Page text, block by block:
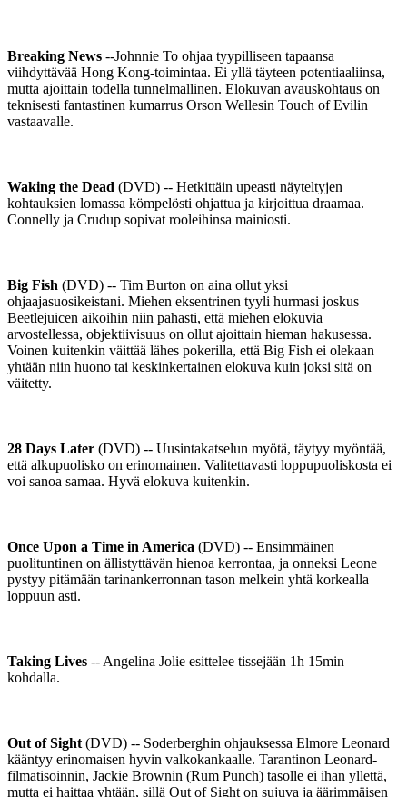
Breaking News --Johnnie To ohjaa tyypilliseen tapaansa
viihdyttävää Hong Kong-toimintaa. Ei yllä täyteen potentiaaliinsa,
mutta ajoittain todella tunnelmallinen. Elokuvan avauskohtaus on
teknisesti fantastinen kumarrus Orson Wellesin Touch of Evilin
vastaavalle.
Waking the Dead (DVD) -- Hetkittäin upeasti näyteltyjen
kohtauksien lomassa kömpelösti ohjattua ja kirjoittua draamaa.
Connelly ja Crudup sopivat rooleihinsa mainiosti.
Big Fish (DVD) -- Tim Burton on aina ollut yksi
ohjaajasuosikeistani. Miehen eksentrinen tyyli hurmasi joskus
Beetlejuicen aikoihin niin pahasti, että miehen elokuvia
arvostellessa, objektiivisuus on ollut ajoittain hieman hakusessa.
Voinen kuitenkin väittää lähes pokerilla, että Big Fish ei olekaan
yhtään niin huono tai keskinkertainen elokuva kuin joksi sitä on
väitetty.
28 Days Later (DVD) -- Uusintakatselun myötä, täytyy myöntää,
että alkupuolisko on erinomainen. Valitettavasti loppupuoliskosta ei
voi sanoa samaa. Hyvä elokuva kuitenkin.
Once Upon a Time in America (DVD) -- Ensimmäinen
puolituntinen on ällistyttävän hienoa kerrontaa, ja onneksi Leone
pystyy pitämään tarinankerronnan tason melkein yhtä korkealla
loppuun asti.
Taking Lives -- Angelina Jolie esittelee tissejään 1h 15min
kohdalla.
Out of Sight (DVD) -- Soderberghin ohjauksessa Elmore Leonard
kääntyy erinomaisen hyvin valkokankaalle. Tarantinon Leonard-
filmatisoinnin, Jackie Brownin (Rum Punch) tasolle ei ihan yllettä,
mutta ei haittaa yhtään, sillä Out of Sight on sujuva ja äärimmäisen